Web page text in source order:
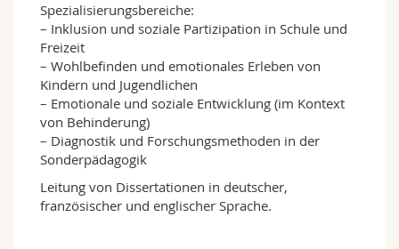
Spezialisierungsbereiche:
– Inklusion und soziale Partizipation in Schule und
Freizeit
– Wohlbefinden und emotionales Erleben von
Kindern und Jugendlichen
– Emotionale und soziale Entwicklung (im Kontext
von Behinderung)
– Diagnostik und Forschungsmethoden in der
Sonderpädagogik
Leitung von Dissertationen in deutscher,
französischer und englischer Sprache.